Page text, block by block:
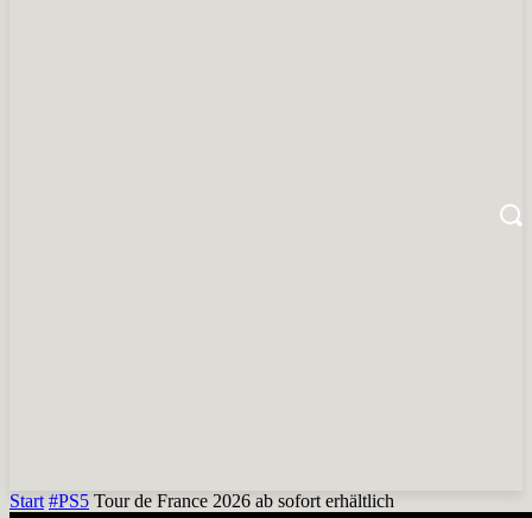
Start #PS5 Tour de France 2026 ab sofort erhältlich